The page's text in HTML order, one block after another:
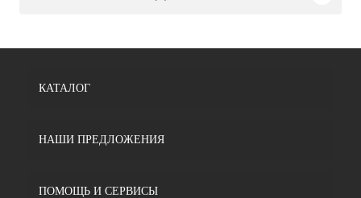
КАТАЛОГ
НАШИ ПРЕДЛОЖЕНИЯ
ПОМОЩЬ И СЕРВИСЫ